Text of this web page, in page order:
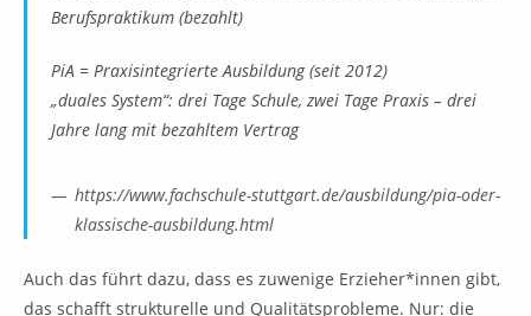
Berufspraktikum (bezahlt)
PiA = Praxisintegrierte Ausbildung(seit 2012)
„duales System“: drei Tage Schule, zwei Tage Praxis – drei
Jahre lang mit bezahltem Vertrag
https://www.fachschule-stuttgart.de/ausbildung/pia-oder-
klassische-ausbildung.html
Auch das führt dazu, dass es zuwenige Erzieher*innen gibt,
das schafft strukturelle und Qualitätsprobleme. Nur: die